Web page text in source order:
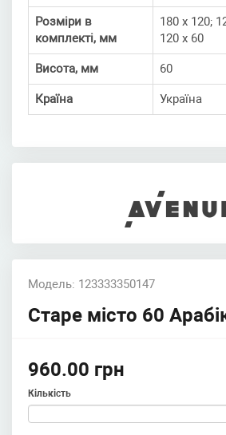
Розміри в
комплекті, мм
180 х 120;
120 х 60
Висота, мм 60
Країна Україна
Модель: 123333350147
Старе місто 60
960.00 грн
Кількість